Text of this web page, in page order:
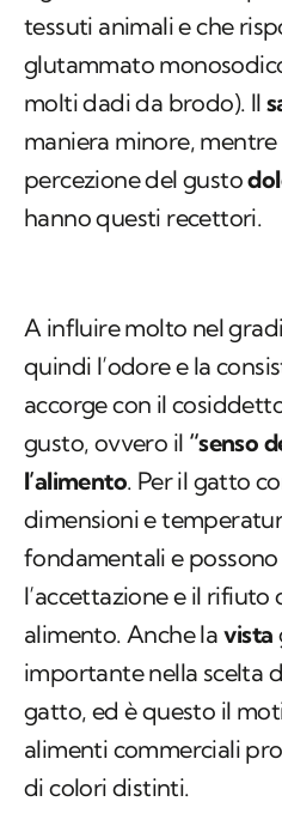
tessuti animali e che
glutammato
molti dadi da brodo). Il
maniera minore,
percezione del gusto
hanno questi recettori.
A influire molto nel
quindi l’odore e la
accorge con il
gusto, ovvero il “senso
l’alimento. Per il gatto
dimensioni e
fondamentali e
l’accettazione e il
alimento. Anche la vista
importante nella scelta
gatto, ed è questo il
alimenti commerciali
di colori distinti.